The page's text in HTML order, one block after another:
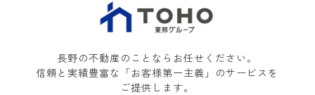
長野の不動産のことならお任せください。
信頼と実績豊富な「お客様第一主義」のサービスを
ご提供します。